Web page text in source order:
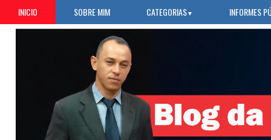
INICIO SOBRE MIM CATEGORIAS▼ INFORMES